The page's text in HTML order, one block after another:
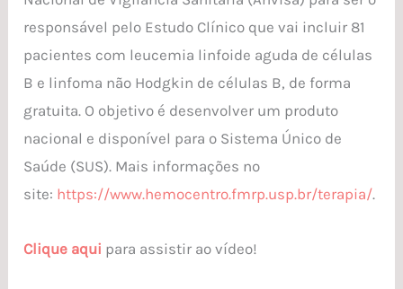
responsável pelo Estudo Clínico que vai incluir 81
pacientes com leucemia linfoide aguda de células
B e linfoma não Hodgkin de células B, de forma
gratuita. O objetivo é desenvolver um produto
nacional e disponível para o Sistema Único de
Saúde (SUS). Mais informações no
site: https://www.hemocentro.fmrp.usp.br/terapia/.
Clique aqui para assistir ao vídeo!